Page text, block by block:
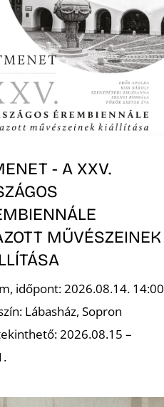
- A XXV.
MŰVÉSZEINEK
időpont: 2026.08.14. 14:00
Lábasház, Sopron
2026.08.15 –